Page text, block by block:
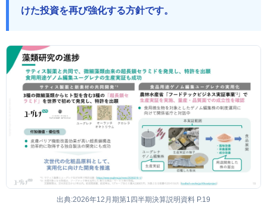
けた投資を再び強化する方針です。
出典:2026年12月期第1四半期決算説明資料 P.19